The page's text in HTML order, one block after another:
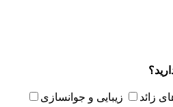
زائد
زیبایی و جوانسازی